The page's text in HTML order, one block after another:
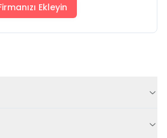
Ekleyin